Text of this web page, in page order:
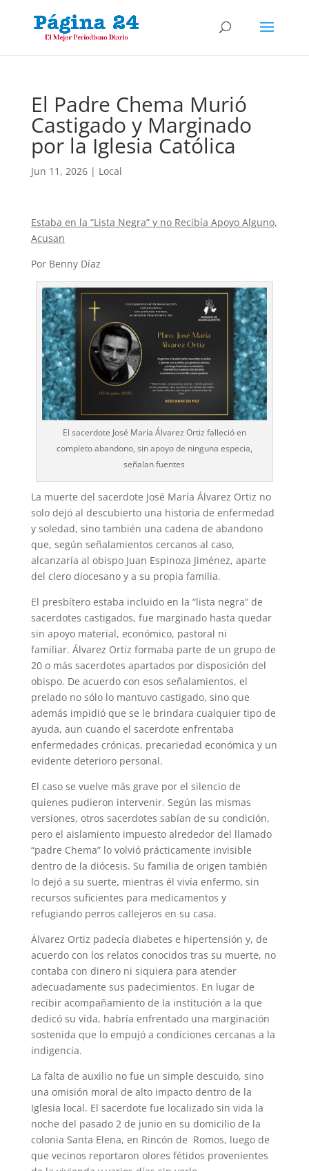
El Padre Chema Murió
Castigado y Marginado
por la Iglesia Católica
Jun 11, 2026| Local
Estaba en la “Lista Negra” y no Recibía Apoyo Alguno,
Acusan
Por Benny Díaz
El sacerdote José María Álvarez Ortiz falleció en
completo abandono, sin apoyo de ninguna especia,
señalan fuentes
La muerte del sacerdote José María Álvarez Ortiz no
solo dejó al descubierto una historia de enfermedad
y soledad, sino también una cadena de abandono
que, según señalamientos cercanos al caso,
alcanzaría al obispo Juan Espinoza Jiménez, aparte
del clero diocesano y a su propia familia.
El presbítero estaba incluido en la “lista negra” de
sacerdotes castigados, fue marginado hasta quedar
sin apoyo material, económico, pastoral ni
familiar. Álvarez Ortiz formaba parte de un grupo de
20 o más sacerdotes apartados por disposición del
obispo. De acuerdo con esos señalamientos, el
prelado no sólo lo mantuvo castigado, sino que
además impidió que se le brindara cualquier tipo de
ayuda, aun cuando el sacerdote enfrentaba
enfermedades crónicas, precariedad económica y un
evidente deterioro personal.
El caso se vuelve más grave por el silencio de
quienes pudieron intervenir. Según las mismas
versiones, otros sacerdotes sabían de su condición,
pero el aislamiento impuesto alrededor del llamado
“padre Chema” lo volvió prácticamente invisible
dentro de la diócesis. Su familia de origen también
lo dejó a su suerte, mientras él vivía enfermo, sin
recursos suficientes para medicamentos y
refugiando perros callejeros en su casa.
Álvarez Ortiz padecía diabetes e hipertensión y, de
acuerdo con los relatos conocidos tras su muerte, no
contaba con dinero ni siquiera para atender
adecuadamente sus padecimientos. En lugar de
recibir acompañamiento de la institución a la que
dedicó su vida, habría enfrentado una marginación
sostenida que lo empujó a condiciones cercanas a la
indigencia.
La falta de auxilio no fue un simple descuido, sino
una omisión moral de alto impacto dentro de la
Iglesia local. El sacerdote fue localizado sin vida la
noche del pasado 2 de junio en su domicilio de la
colonia Santa Elena, en Rincón de Romos, luego de
que vecinos reportaron olores fétidos provenientes